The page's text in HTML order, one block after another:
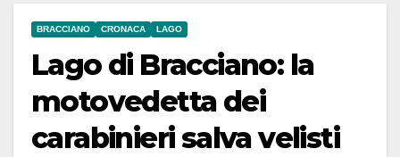
BRACCIANO CRONACA LAGO
Lago di Bracciano: la
motovedetta dei
carabinieri salva velisti